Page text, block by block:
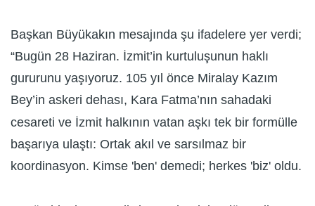
Başkan Büyükakın mesajında şu ifadelere yer verdi;
“Bugün 28 Haziran. İzmit’in kurtuluşunun haklı
gururunu yaşıyoruz. 105 yıl önce Miralay Kazım
Bey’in askeri dehası, Kara Fatma’nın sahadaki
cesareti ve İzmit halkının vatan aşkı tek bir formülle
başarıya ulaştı: Ortak akıl ve sarsılmaz bir
koordinasyon. Kimse 'ben' demedi; herkes 'biz' oldu.